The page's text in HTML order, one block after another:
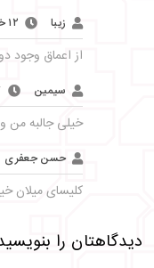
زیبا ۱۲ خرداد ۱۴۰۴
از اعماق وجود
سیمین
خیلی جالبه من
حسن جعفری
کلیسای میلان
دیدگاهتان را